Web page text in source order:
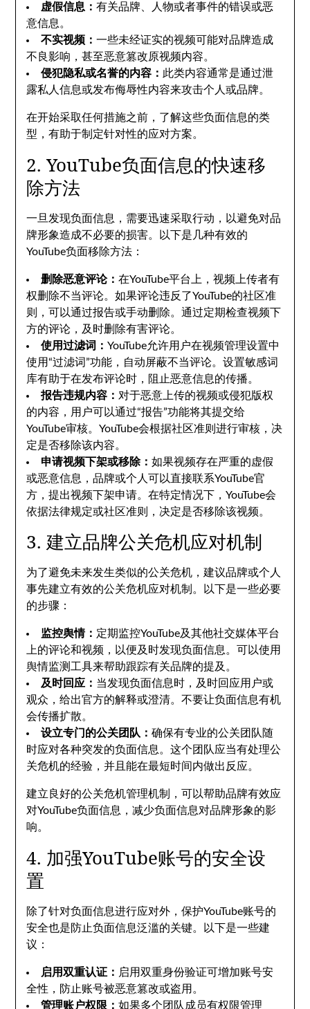
虚假信息：有关品牌、人物或者事件的错误或恶
意信息。
不实视频：一些未经证实的视频可能对品牌造成
不良影响，甚至恶意篡改原视频内容。
侵犯隐私或名誉的内容： 此类内容通常是通过泄
露私人信息或发布侮辱性内容来攻击个人或品牌。
在开始采取任何措施之前，了解这些负面信息的类
型，有助于制定针对性的应对方案。
2. YouTube负面信息的快速移
除方法
一旦发现负面信息，需要迅速采取行动，以避免对品
牌形象造成不必要的损害。以下是几种有效的
YouTube负面移除方法：
删除恶意评论：在YouTube平台上，视频上传者有
权删除不当评论。如果评论违反了YouTube的社区准
则，可以通过报告或手动删除。通过定期检查视频下
方的评论，及时删除有害评论。
使用过滤词：YouTube允许用户在视频管理设置中
使用“过滤词”功能，自动屏蔽不当评论。设置敏感词
库有助于在发布评论时，阻止恶意信息的传播。
报告违规内容： 对于恶意上传的视频或侵犯版权
的内容，用户可以通过“报告”功能将其提交给
YouTube审核。YouTube会根据社区准则进行审核，决
定是否移除该内容。
申请视频下架或移除：如果视频存在严重的虚假
或恶意信息，品牌或个人可以直接联系YouTube官
方，提出视频下架申请。在特定情况下，YouTube会
依据法律规定或社区准则，决定是否移除该视频。
3. 建立品牌公关危机应对机制
为了避免未来发生类似的公关危机，建议品牌或个人
事先建立有效的公关危机应对机制。以下是一些必要
的步骤：
监控舆情： 定期监控YouTube及其他社交媒体平台
上的评论和视频，以便及时发现负面信息。可以使用
舆情监测工具来帮助跟踪有关品牌的提及。
及时回应： 当发现负面信息时，及时回应用户或
观众，给出官方的解释或澄清。不要让负面信息有机
会传播扩散。
设立专门的公关团队：确保有专业的公关团队随
时应对各种突发的负面信息。这个团队应当有处理公
关危机的经验，并且能在最短时间内做出反应。
建立良好的公关危机管理机制，可以帮助品牌有效应
对YouTube负面信息，减少负面信息对品牌形象的影
响。
4. 加强YouTube账号的安全设
置
除了针对负面信息进行应对外，保护YouTube账号的
安全也是防止负面信息泛滥的关键。以下是一些建
议：
启用双重认证： 启用双重身份验证可增加账号安
全性，防止账号被恶意篡改或盗用。
管理账户权限：如果多个团队成员有权限管理